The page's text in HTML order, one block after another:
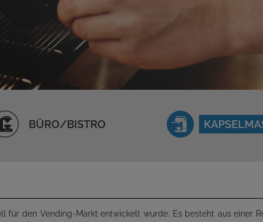
BÜRO/BISTRO
für den Vending-Markt entwickelt wurde. Es besteht aus einer